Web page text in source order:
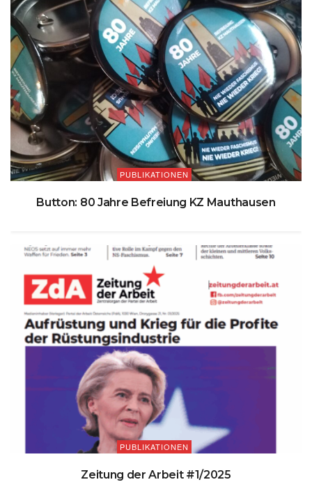
PUBLIKATIONEN
Button: 80 Jahre Befreiung KZ Mauthausen
PUBLIKATIONEN
Zeitung der Arbeit #1/2025